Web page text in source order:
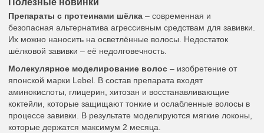
Препараты с протеинами шёлка – современная и
безопасная альтернатива агрессивным средствам для завивки.
Их можно наносить на осветлённые волосы. Недостаток
шёлковой завивки – её недолговечность.
Молекулярное моделирование волос – изобретение от
японской марки Lebel. В состав препарата входят
аминокислоты, глицерин, хитозан и восстанавливающие
коктейли, которые защищают тонкие и ослабленные волосы в
процессе завивки. В результате моделируются мягкие локоны,
которые держатся максимум 2 месяца.